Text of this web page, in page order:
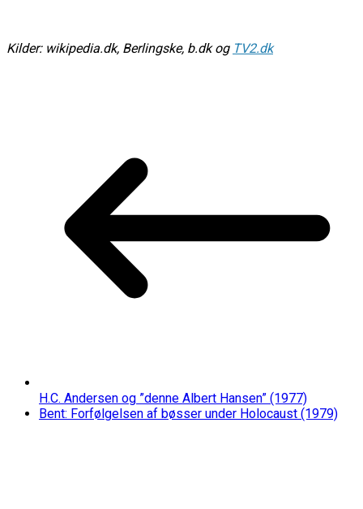
Kilder: wikipedia.dk, Berlingske, b.dk og TV2.dk
H.C. Andersen og ”denne Albert Hansen” (1977)
Bent: Forfølgelsen af bøsser under Holocaust (1979)